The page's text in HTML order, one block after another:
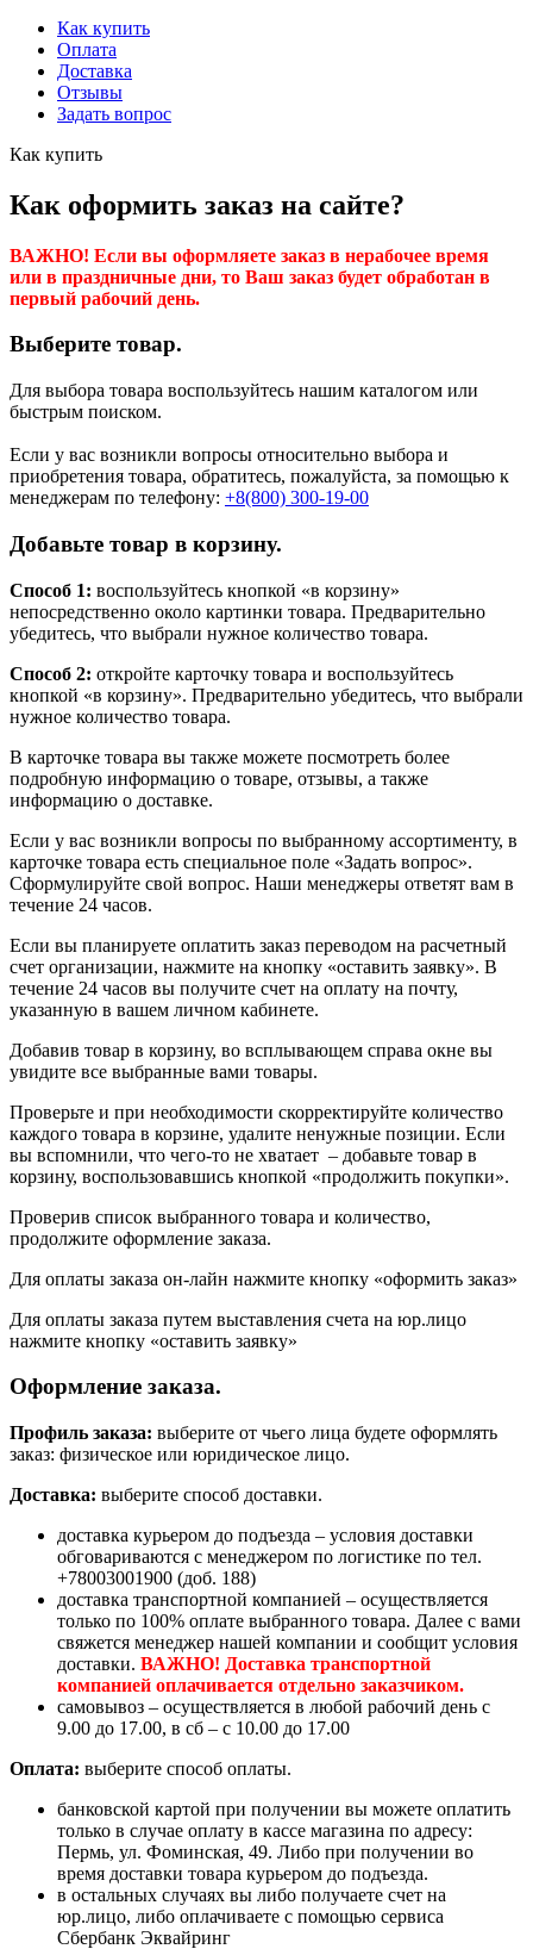
Как купить
Оплата
Доставка
Отзывы
Задать вопрос
Как купить
Как оформить заказ на сайте?
ВАЖНО! Если вы оформляете заказ в нерабочее время
или в праздничные дни, то Ваш заказ будет обработан в
первый рабочий день.
Выберите товар.
Для выбора товара воспользуйтесь нашим каталогом или
быстрым поиском.
Если у вас возникли вопросы относительно выбора и
приобретения товара, обратитесь, пожалуйста, за помощью к
менеджерам по телефону: +8(800) 300-19-00
Добавьте товар в корзину.
Способ 1: воспользуйтесь кнопкой «в корзину»
непосредственно около картинки товара. Предварительно
убедитесь, что выбрали нужное количество товара.
Способ 2: откройте карточку товара и воспользуйтесь
кнопкой «в корзину». Предварительно убедитесь, что выбрали
нужное количество товара.
В карточке товара вы также можете посмотреть более
подробную информацию о товаре, отзывы, а также
информацию о доставке.
Если у вас возникли вопросы по выбранному ассортименту, в
карточке товара есть специальное поле «Задать вопрос».
Сформулируйте свой вопрос. Наши менеджеры ответят вам в
течение 24 часов.
Если вы планируете оплатить заказ переводом на расчетный
счет организации, нажмите на кнопку «оставить заявку». В
течение 24 часов вы получите счет на оплату на почту,
указанную в вашем личном кабинете.
Добавив товар в корзину, во всплывающем справа окне вы
увидите все выбранные вами товары.
Проверьте и при необходимости скорректируйте количество
каждого товара в корзине, удалите ненужные позиции. Если
вы вспомнили, что чего-то не хватает – добавьте товар в
корзину, воспользовавшись кнопкой «продолжить покупки».
Проверив список выбранного товара и количество,
продолжите оформление заказа.
Для оплаты заказа он-лайн нажмите кнопку «оформить заказ»
Для оплаты заказа путем выставления счета на юр.лицо
нажмите кнопку «оставить заявку»
Оформление заказа.
Профиль заказа: выберите от чьего лица будете оформлять
заказ: физическое или юридическое лицо.
Доставка: выберите способ доставки.
доставка курьером до подъезда – условия доставки
обговариваются с менеджером по логистике по тел.
+78003001900 (доб. 188)
доставка транспортной компанией – осуществляется
только по 100% оплате выбранного товара. Далее с вами
свяжется менеджер нашей компании и сообщит условия
доставки. ВАЖНО! Доставка транспортной
компанией оплачивается отдельно заказчиком.
самовывоз – осуществляется в любой рабочий день с
9.00 до 17.00, в сб – с 10.00 до 17.00
Оплата: выберите способ оплаты.
банковской картой при получении вы можете оплатить
только в случае оплату в кассе магазина по адресу:
Пермь, ул. Фоминская, 49. Либо при получении во
время доставки товара курьером до подъезда.
в остальных случаях вы либо получаете счет на
юр.лицо, либо оплачиваете с помощью сервиса
Сбербанк Эквайринг